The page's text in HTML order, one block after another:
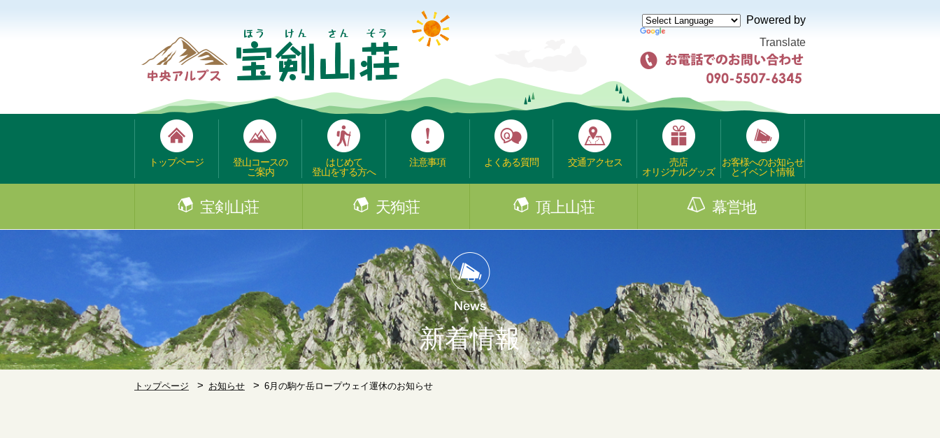
Powered by
Translate
トップページ
登山コースの
ご案内
はじめて
登山をする方へ
注意事項 よくある質問 交通アクセス
売店
オリジナルグッズ
お客様へのお知らせ
とイベント情報
宝剣山荘 天狗荘 頂上山荘 幕営地
新着情報
トップページ お知らせ 6月の駒ケ岳ロープウェイ運休のお知らせ